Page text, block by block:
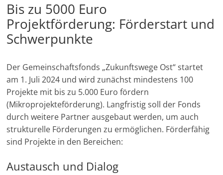
r
k
e
i
n
g
|
S
p
n
Bis zu 5000 Euro
Projektförderung: Förderstart und
Schwerpunkte
Der Gemeinschaftsfonds „Zukunftswege Ost“ startet
am 1. Juli 2024 und wird zunächst mindestens 100
Projekte mit bis zu 5.000 Euro fördern
(Mikroprojekteförderung). Langfristig soll der Fonds
durch weitere Partner ausgebaut werden, um auch
strukturelle Förderungen zu ermöglichen. Förderfähig
sind Projekte in den Bereichen:
Austausch und Dialog